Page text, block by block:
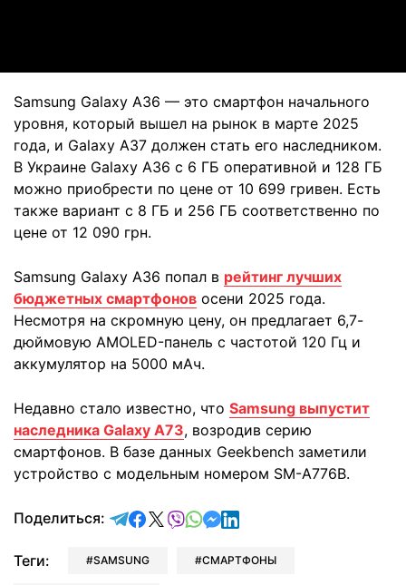
Samsung Galaxy A36 — это смартфон начального
уровня, который вышел на рынок в марте 2025
года, и Galaxy A37 должен стать его наследником.
В Украине Galaxy A36 с 6 ГБ оперативной и 128 ГБ
можно приобрести по цене от 10 699 гривен. Есть
также вариант с 8 ГБ и 256 ГБ соответственно по
цене от 12 090 грн.
Samsung Galaxy A36 попал в рейтинг лучших
бюджетных смартфонов осени 2025 года.
Несмотря на скромную цену, он предлагает 6,7-
дюймовую AMOLED-панель с частотой 120 Гц и
аккумулятор на 5000 мАч.
Недавно стало известно, что Samsung выпустит
наследника Galaxy A73, возродив серию
смартфонов. В базе данных Geekbench заметили
устройство с модельным номером SM-A776B.
Поделиться: отправить в Telegram
поделиться в Facebook
поделиться в X
отправить в Viber
отправить в Whatsapp
отправить в Messenger
отправить в LinkedIn
Теги: SAMSUNG СМАРТФОНЫ